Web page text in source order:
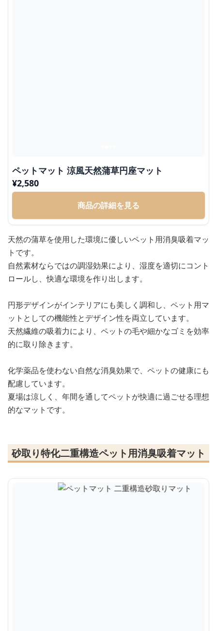
ペットマット 涼風天然蒲草円座マット
¥2,580
商品の詳細を見る
天然の蒲草を使用した環境に優しいペット用消臭吸着マッ
トです。
自然素材ならではの調湿効果により、湿度を適切にコント
ロールし、快適な環境を作り出します。
円形デザインがインテリアにも美しく調和し、ペット用マ
ットとしての機能性とデザイン性を両立しています。
天然繊維の吸着力により、ペットの毛や細かなゴミを効率
的に取り除きます。
化学薬品を使わない自然な消臭効果で、ペットの健康にも
配慮しています。
夏場は涼しく、年間を通してペットが快適に過ごせる理想
的なマットです。
砂取り特化二重構造ペット用消臭吸着マット